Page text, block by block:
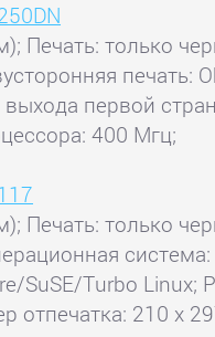
Печать: только
печать:
первой
400 Мгц;
Печать: только
SuSE/Turbo
отпечатка: 210 x